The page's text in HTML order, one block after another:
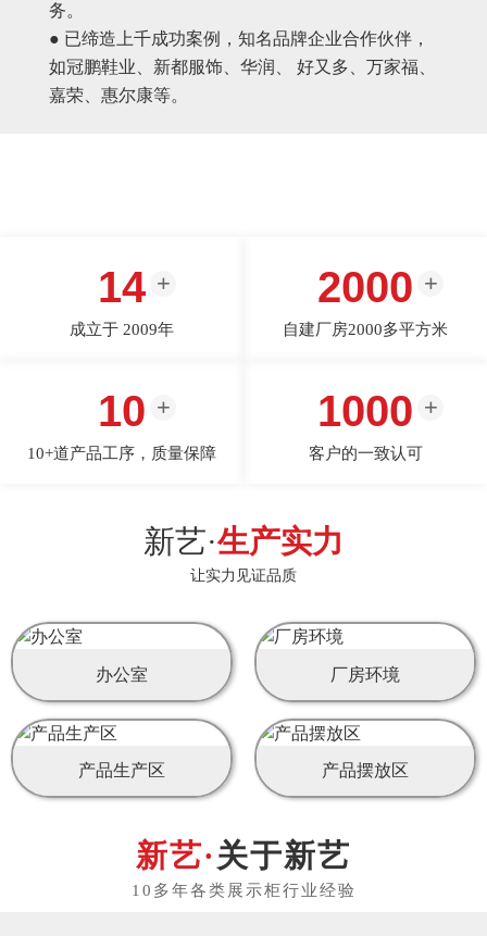
务。
● 已缔造上千成功案例，知名品牌企业合作伙伴，
如冠鹏鞋业、新都服饰、华润、 好又多、万家福、
嘉荣、惠尔康等。
14
成立于 2009年
2000
自建厂房2000多平方米
10
10+道产品工序，质量保障
1000
客户的一致认可
新艺·生产实力
让实力见证品质
办公室 厂房环境
产品生产区 产品摆放区
关于新艺